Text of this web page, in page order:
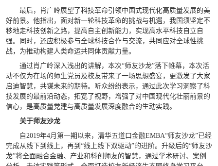
最后，肖广岭展望了科技革命引领中国式现代化高质量发展的美
好前景。他指出，面对新一轮科技革命的挑战与机遇，我国须坚定不
移地走科技创新之路，提高自主创新能力，实现高水平科技自立自
强。同时，还应积极参与全球科技合作与交流，共同应对全球性挑
战，为推动构建人类命运共同体贡献力量。
通过肖广岭深入浅出的讲解，本次“师友沙龙”落下帷幕，本次活
动不仅为在场的师生党员及校友带来了一场思想盛宴，更激发了大家
启迪智慧，共谋未来的期待。听众纷纷表示，通过此次学习洞察了科
技发展的最前沿动态，拓宽了视野，增强了对中国现代化壮丽前景的
信心，是高质量党建与高质量发展深度融合的生动实践。
关于师友沙龙
自2019年4月第一期以来，清华五道口金融EMBA“师友沙龙”已经
完成从线下到线上，再到“线上线下双驱动”的进阶。升级后的“师友沙
龙”将全面融合金融、产业和科创师友的智慧，通过学术研讨、案例